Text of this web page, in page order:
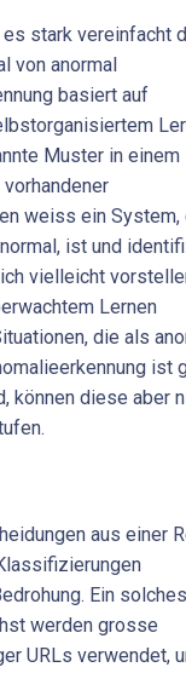
stark vereinfacht
von anormal
basiert auf
Muster in einem
weiss ein System,
ist und
vielleicht
Lernen
die als
ist
können diese aber
aus einer
Ein solches
werden grosse
URLs verwendet,